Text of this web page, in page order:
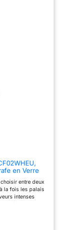
de 12 tasses
de technologie et
à café filtre Smeg rend
en Verre
Mode
Blancentre deux
la fois les palais
intenses
à une heure